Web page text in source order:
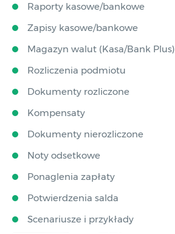
Raporty kasowe/bankowe
Zapisy kasowe/bankowe
Magazyn walut (Kasa/Bank Plus)
Rozliczenia podmiotu
Dokumenty rozliczone
Kompensaty
Dokumenty nierozliczone
Noty odsetkowe
Ponaglenia zapłaty
Potwierdzenia salda
Scenariusze i przykłady